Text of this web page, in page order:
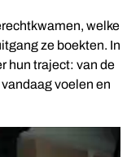
welke
ze boekten. In
hun traject: van de
voelen en